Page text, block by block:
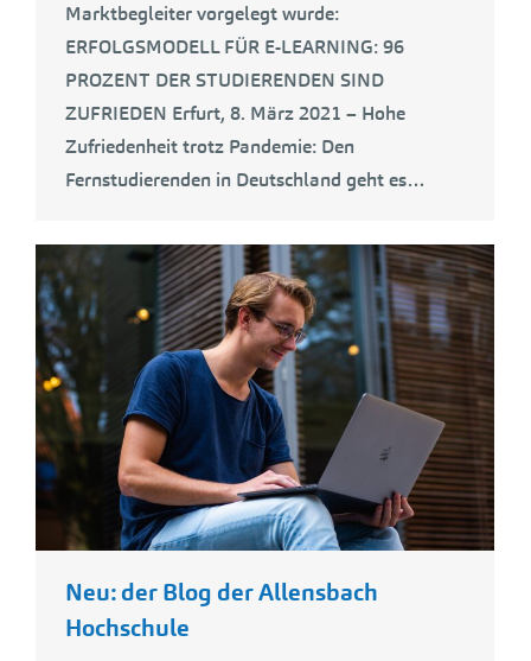
Marktbegleiter vorgelegt wurde:
ERFOLGSMODELL FÜR E-LEARNING: 96
PROZENT DER STUDIERENDEN SIND
ZUFRIEDEN Erfurt, 8. März 2021 – Hohe
Zufriedenheit trotz Pandemie: Den
Fernstudierenden in Deutschland geht es…
Neu: der Blog der Allensbach
Hochschule